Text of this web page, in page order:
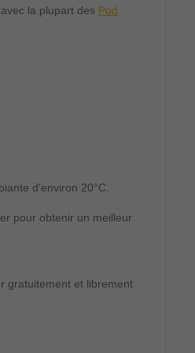
la plupart des Pod
d'environ 20°C.
pour obtenir un meilleur
gratuitement et librement